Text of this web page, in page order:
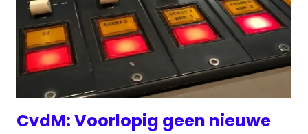
CvdM: Voorlopig geen nieuwe